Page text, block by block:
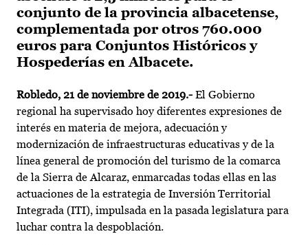
conjunto de la provincia albacetense,
complementada por otros 760.000
euros para Conjuntos Históricos y
Hospederías en Albacete.
Robledo, 21 de noviembre de 2019.- El Gobierno
regional ha supervisado hoy diferentes expresiones de
interés en materia de mejora, adecuación y
modernización de infraestructuras educativas y de la
línea general de promoción del turismo de la comarca
de la Sierra de Alcaraz, enmarcadas todas ellas en las
actuaciones de la estrategia de Inversión Territorial
Integrada (ITI), impulsada en la pasada legislatura para
luchar contra la despoblación.